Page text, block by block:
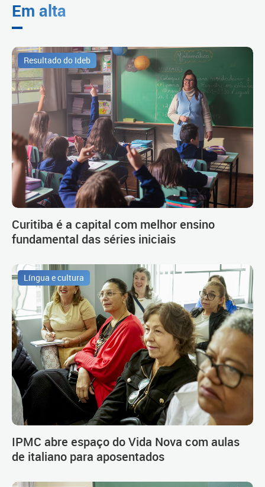
Em alta
Resultado do Ideb
Curitiba é a capital com melhor ensino
fundamental das séries iniciais
Língua e cultura
IPMC abre espaço do Vida Nova com aulas
de italiano para aposentados